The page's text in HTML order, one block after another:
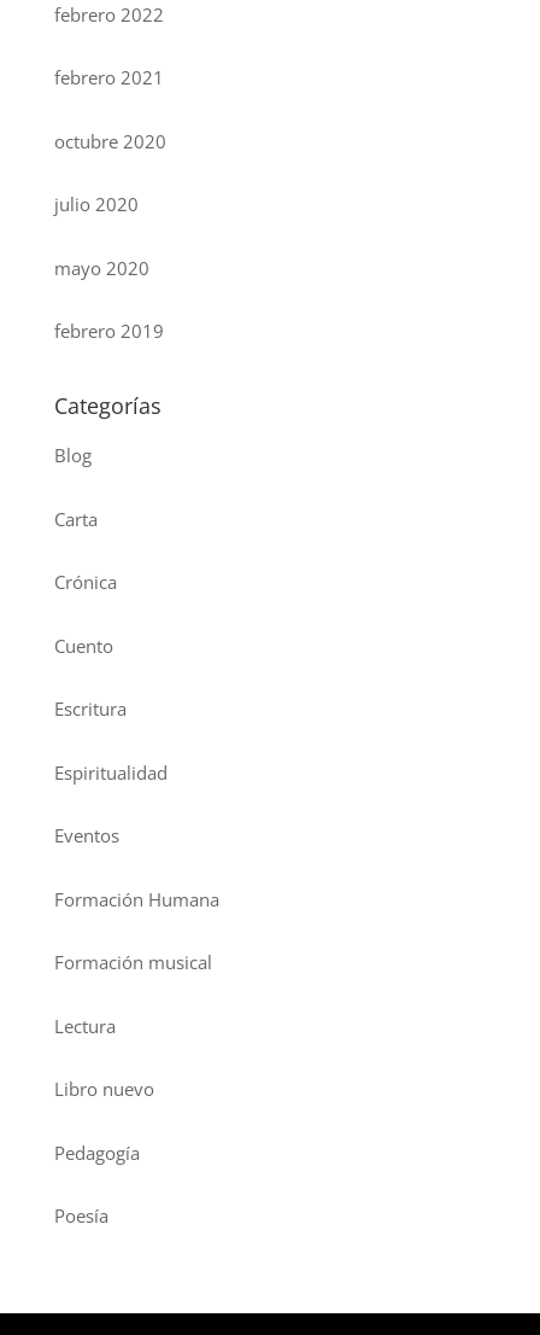
febrero 2022
febrero 2021
octubre 2020
julio 2020
mayo 2020
febrero 2019
Categorías
Blog
Carta
Crónica
Cuento
Escritura
Espiritualidad
Eventos
Formación Humana
Formación musical
Lectura
Libro nuevo
Pedagogía
Poesía